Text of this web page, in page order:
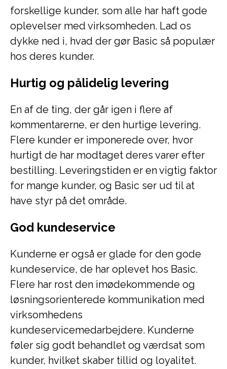
forskellige kunder, som alle har haft gode
oplevelser med virksomheden. Lad os
dykke ned i, hvad der gør Basic så populær
hos deres kunder.
Hurtig og pålidelig levering
En af de ting, der går igen i flere af
kommentarerne, er den hurtige levering.
Flere kunder er imponerede over, hvor
hurtigt de har modtaget deres varer efter
bestilling. Leveringstiden er en vigtig faktor
for mange kunder, og Basic ser ud til at
have styr på det område.
God kundeservice
Kunderne er også er glade for den gode
kundeservice, de har oplevet hos Basic.
Flere har rost den imødekommende og
løsningsorienterede kommunikation med
virksomhedens
kundeservicemedarbejdere. Kunderne
føler sig godt behandlet og værdsat som
kunder, hvilket skaber tillid og loyalitet.